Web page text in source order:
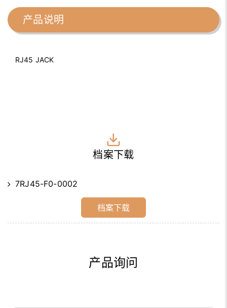
产品说明
RJ45 JACK
档案下载
7RJ45-F0-0002
档案下载
产品询问